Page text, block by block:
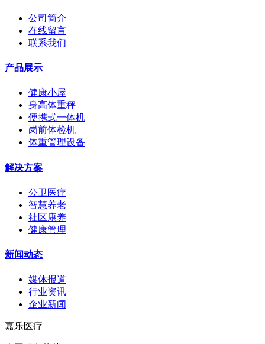
公司简介
在线留言
联系我们
产品展示
健康小屋
身高体重秤
便携式一体机
岗前体检机
体重管理设备
解决方案
公卫医疗
智慧养老
社区康养
健康管理
新闻动态
媒体报道
行业资讯
企业新闻
嘉乐医疗